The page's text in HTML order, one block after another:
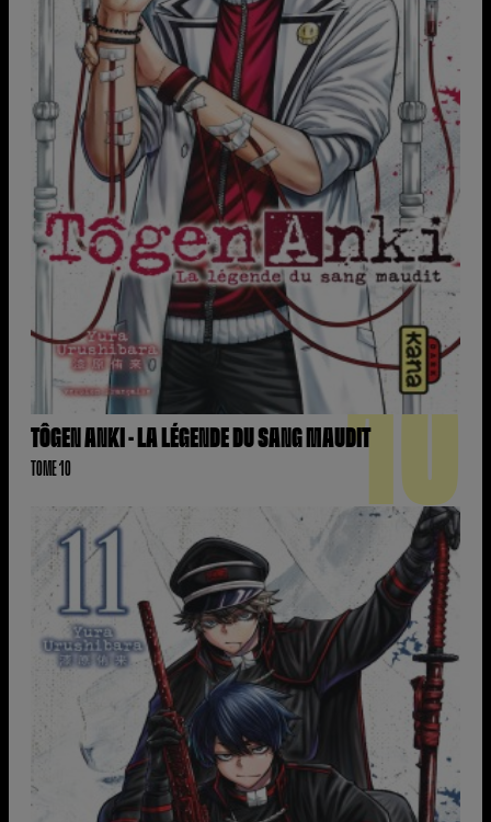
TÔGEN ANKI - LA LÉGENDE DU SANG MAUDIT
TOME 10 10